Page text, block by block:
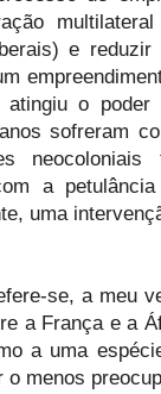
e
atingiu o
sofreram
a
uma
se, a meu
a França e a
a uma
o menos